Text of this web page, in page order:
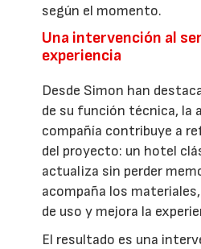
según el momento.
Una intervención al
experiencia
Desde Simon han
de su función técnica, la
compañía contribuye a
del proyecto: un hotel
actualiza sin perder
acompaña los
de uso y mejora la
El resultado es una